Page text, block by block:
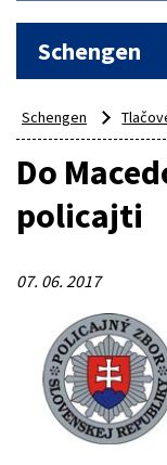
Schengen
Schengen
Do
policajti
07. 06. 2017